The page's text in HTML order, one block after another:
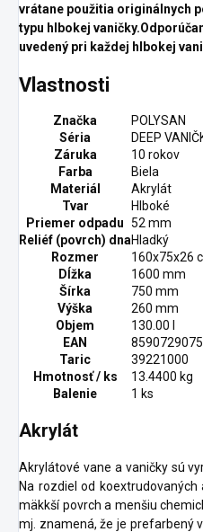
vrátane použitia originálnych
typu hlbokej
uvedený pri každej hlbokej
Vlastnosti
Značka
POLYSAN
Séria
DEEP
Záruka
10 rokov
Farba
Biela
Materiál
Akrylát
Tvar
Hlboké
Priemer odpadu
52 mm
Reliéf (povrch) dnaHladký
Rozmer
160x75x26
Dĺžka
1600 mm
Šírka
750 mm
Výška
260 mm
Objem
130.00 l
EAN
Taric
39221000
Hmotnosť / ks
13.4400 kg
Balenie
1 ks
Akrylát
Akrylátové vane a vaničky sú
Na rozdiel od
mäkkší povrch a menšiu
mj. znamená, že je prefarbený